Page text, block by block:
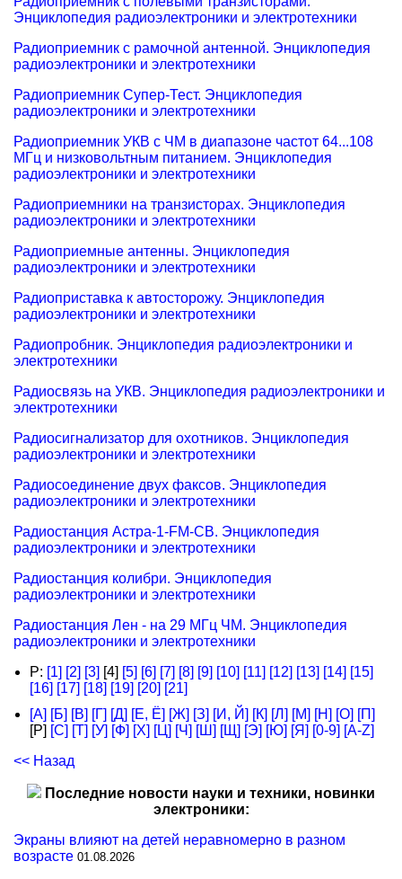
Энциклопедия радиоэлектроники и электротехники
Радиоприемник с рамочной антенной. Энциклопедия
радиоэлектроники и электротехники
Радиоприемник Супер-Тест. Энциклопедия
радиоэлектроники и электротехники
Радиоприемник УКВ с ЧМ в диапазоне частот 64...108
МГц и низковольтным питанием. Энциклопедия
радиоэлектроники и электротехники
Радиоприемники на транзисторах. Энциклопедия
радиоэлектроники и электротехники
Радиоприемные антенны. Энциклопедия
радиоэлектроники и электротехники
Радиоприставка к автосторожу. Энциклопедия
радиоэлектроники и электротехники
Радиопробник. Энциклопедия радиоэлектроники и
электротехники
Радиосвязь на УКВ. Энциклопедия радиоэлектроники и
электротехники
Радиосигнализатор для охотников. Энциклопедия
радиоэлектроники и электротехники
Радиосоединение двух факсов. Энциклопедия
радиоэлектроники и электротехники
Радиостанция Астра-1-FM-CB. Энциклопедия
радиоэлектроники и электротехники
Радиостанция колибри. Энциклопедия
радиоэлектроники и электротехники
Радиостанция Лен - на 29 МГц ЧМ. Энциклопедия
радиоэлектроники и электротехники
Р: [1] [2] [3] [4] [5] [6] [7] [8] [9] [10] [11] [12] [13] [14] [15]
[16] [17] [18] [19] [20] [21]
[А] [Б] [В] [Г] [Д] [Е, Ё] [Ж] [З] [И, Й] [К] [Л] [М] [Н] [О] [П]
[Р] [С] [Т] [У] [Ф] [Х] [Ц] [Ч] [Ш] [Щ] [Э] [Ю] [Я] [0-9] [A-Z]
<< Назад
Последние новости науки и техники, новинки
электроники:
Экраны влияют на детей неравномерно в разном
возрасте 01.08.2026